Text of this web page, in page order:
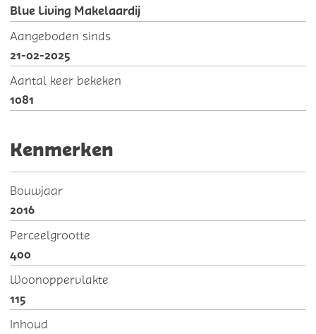
Blue Living Makelaardij
Aangeboden sinds
21-02-2025
Aantal keer bekeken
1081
Kenmerken
Bouwjaar
2016
Perceelgrootte
400
Woonoppervlakte
115
Inhoud